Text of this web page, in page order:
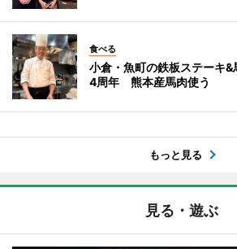
食べる
小倉・魚町の鉄板ステーキ
4周年 熊本産馬肉使う
もっと見る
見る・遊ぶ